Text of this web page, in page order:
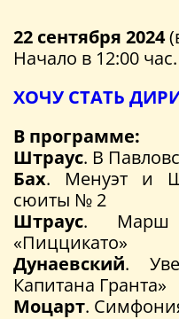
22 сентября 2024
Начало в 12:00 час.
ХОЧУ СТАТЬ
В программе:
Штраус. В
Бах. Менуэт и
сюиты № 2
Штраус. Марш
«Пиццикато»
Дунаевский.
Капитана Гранта»
Моцарт.